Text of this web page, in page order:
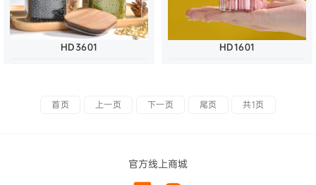
HD3601 HD1601
首页 上一页 下一页 尾页 共1页
官方线上商城